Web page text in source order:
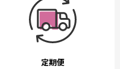
定期便